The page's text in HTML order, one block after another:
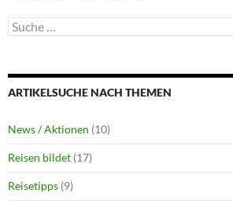
Suche
nach:
ARTIKELSUCHE NACH THEMEN
News / Aktionen (10)
Reisen bildet (17)
Reisetipps (9)